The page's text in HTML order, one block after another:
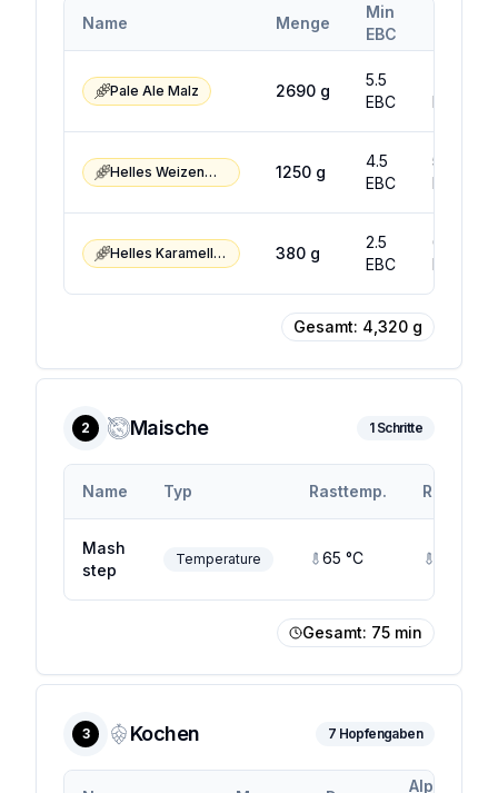
Name Menge
Min
EBC
Pale Ale Malz 2690 g
5.5
EBC
EBC
Helles Weizenmalz 1250 g
4.5
EBC
5.5
EBC
Helles Karamellmalz 380 g
2.5
EBC
6.5
EBC
Gesamt: 4,320 g
2 Maische 1Schritte
Name Typ Rasttemp.
Mash
step
Temperature 65 °C
Gesamt: 75 min
3 Kochen 7 Hopfengaben
Alpha